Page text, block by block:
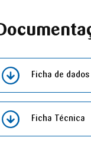
Ficha de
Ficha Técnica